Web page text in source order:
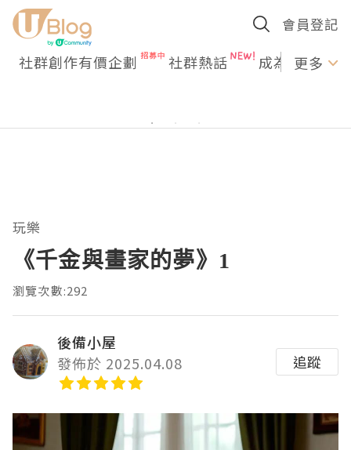
會員登記
社群創作有價企劃 社群熱話 成為U更多
玩樂
《千金與畫家的夢》1
瀏覽次數:292
後備小屋
發佈於 2025.04.08
追蹤